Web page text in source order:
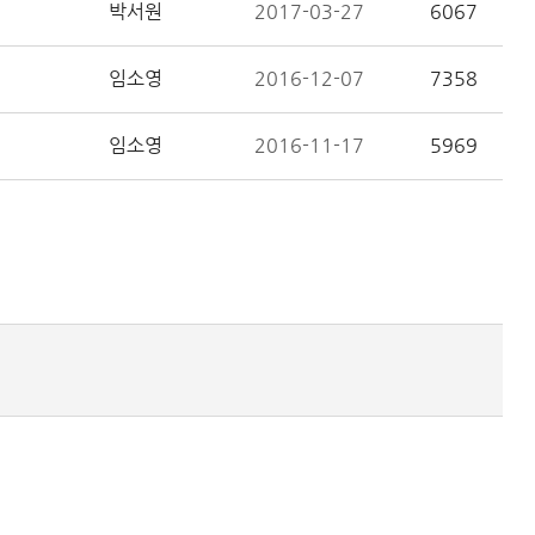
박서원 2017-03-27 6067
임소영 2016-12-07 7358
임소영 2016-11-17 5969